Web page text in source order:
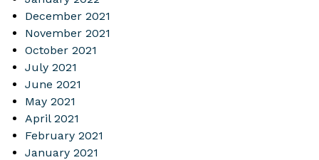
December 2021
November 2021
October 2021
July 2021
June 2021
May 2021
April 2021
February 2021
January 2021